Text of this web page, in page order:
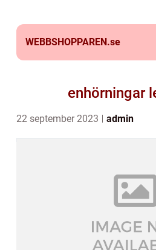
WEBBSHOPPAREN.se
enhörningar
22 september 2023 admin